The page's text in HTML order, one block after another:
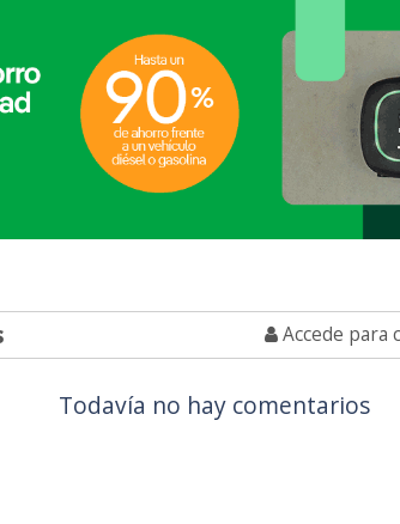
Accede para
Todavía no hay comentarios